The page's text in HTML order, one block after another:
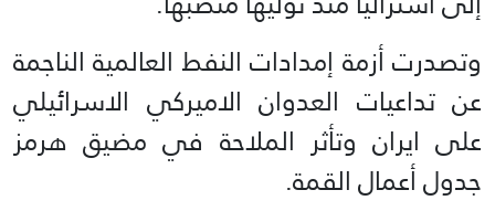
وتصدرت أزمة إمدادات النفط العالمية الناجمة
عن تداعيات العدوان الاميركي الاسرائيلي
على ايران وتأثر الملاحة في مضيق هرمز
جدول أعمال القمة.